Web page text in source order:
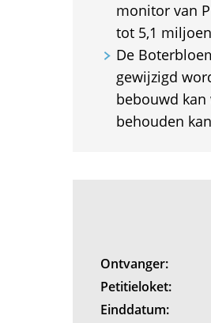
monitor van
tot 5,1
De
gewijzigd
bebouwd
behouden
Ontvanger:
Petitieloket:
Einddatum: